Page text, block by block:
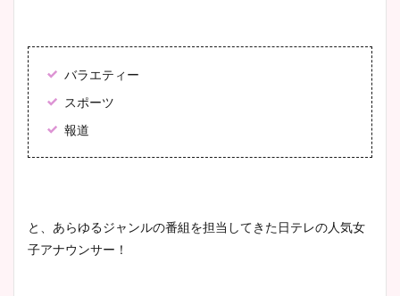
大家彩香アナのかわいいカッ
バラエティー
スポーツ
報道
と、あらゆるジャンルの番組を担当してきた日テレの人気女
子アナウンサー！